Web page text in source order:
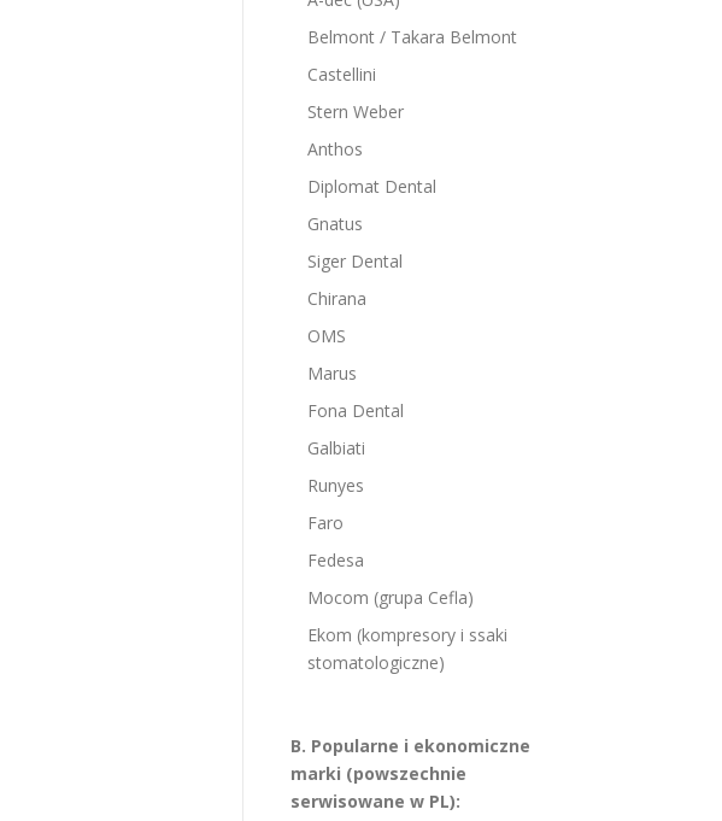
Belmont / Takara Belmont
Castellini
Stern Weber
Anthos
Diplomat Dental
Gnatus
Siger Dental
Chirana
OMS
Marus
Fona Dental
Galbiati
Runyes
Faro
Fedesa
Mocom (grupa Cefla)
Ekom (kompresory i ssaki
stomatologiczne)
B. Popularne i ekonomiczne
marki (powszechnie
serwisowane w PL):